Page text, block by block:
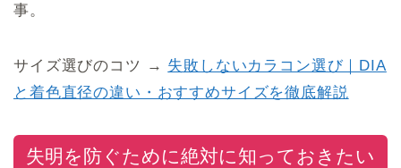
事。
サイズ選びのコツ → 失敗しないカラコン選び｜DIA
と着色直径の違い・おすすめサイズを徹底解説
失明を防ぐために絶対に知っておきたい